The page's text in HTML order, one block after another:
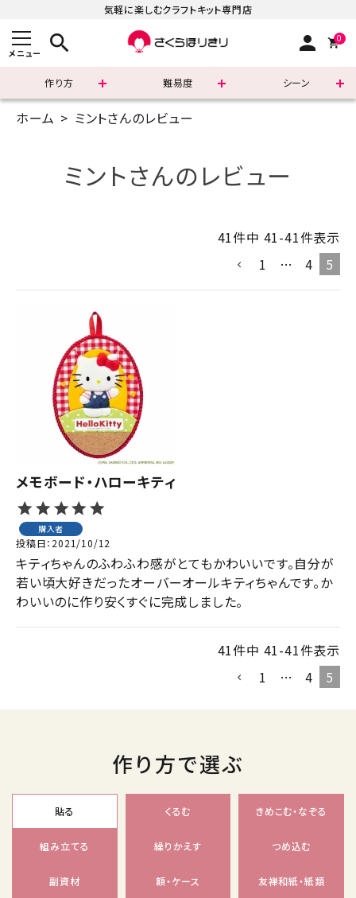
気軽に楽しむクラフトキット専門店
メニュー search person 0
作り方 難易度 シーン
まずはこちら
ジャンルで選ぶ
レビューを見る
コーポレートサイト
実店舗案内
デイサービス／
介護施設関係の方へ
最新のチラシはこちら
お問い合わせ
ホーム ミントさんのレビュー
ミントさんのレビュー
41件中 41-41件表示
1
… 4 5
メモボード・ハローキティ
購入者
投稿日 2021/10/12
キティちゃんのふわふわ感がとてもかわいいです。自分が
若い頃大好きだったオーバーオールキティちゃんです。か
わいいのに作り安くすぐに完成しました。
41件中 41-41件表示
1
… 4 5
作り方で選ぶ
貼る くるむ きめこむ・なぞる
組み立てる 繰りかえす つめ込む
副資材 額・ケース 友禅和紙・紙類